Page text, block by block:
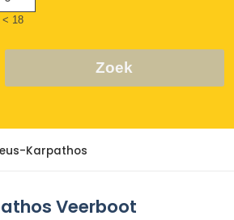
< 18
Zoek
Karpathos
Veerboot